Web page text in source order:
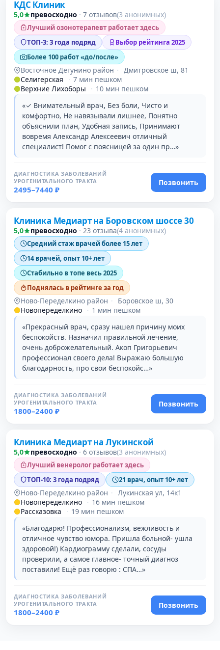
КДС Клиник
5,0 превосходно · 7 отзывов(3 анонимных)
Лучший озонотерапевт работает здесь
ТОП-3: 3 года подряд
Выбор рейтинга 2025
Более 100 работ «до/после»
Восточное Дегунино район · Дмитровское ш, 81
Селигерская
· 7 мин пешком
Верхние Лихоборы
· 10 мин пешком
«✓ Внимательный врач, Без боли, Чисто и
комфортно, Не навязывали лишнее, Понятно
объяснили план, Удобная запись, Принимают
вовремя Александр Алексеевич отличный
специалист! Помог с поясницей за один пр…»
ДИАГНОСТИКА ЗАБОЛЕВАНИЙ
УРОГЕНИТАЛЬНОГО ТРАКТА
2495–7440 ₽
Позвонить
Клиника Медиарт на Боровском шоссе 30
5,0 превосходно · 23 отзыва(4 анонимных)
Средний стаж врачей более 15 лет
14 врачей, опыт 10+ лет
Стабильно в топе весь 2025
Поднялась в рейтинге за год
Ново-Переделкино район ·
Боровское ш, 30
Новопеределкино · 1 мин пешком
«Прекрасный врач, сразу нашел причину моих
беспокойств. Назначил правильной лечение,
очень доброжелательный. Акоп Григорьевич
профессионал своего дела! Выражаю большую
благодарность, про свои беспокойс…»
ДИАГНОСТИКА ЗАБОЛЕВАНИЙ
УРОГЕНИТАЛЬНОГО ТРАКТА
1800–2400 ₽
Позвонить
Клиника Медиарт на Лукинской
5,0 превосходно · 6 отзывов(3 анонимных)
Лучший венеролог работает здесь
ТОП-10: 3 года подряд
21 врач, опыт 10+ лет
Ново-Переделкино район · Лукинская ул, 14к1
Новопеределкино · 16 мин пешком
Рассказовка
· 19 мин пешком
«Благодарю! Профессионализм, вежливость и
отличное чувство юмора. Пришла больной- ушла
здоровой!) Кардиограмму сделали, сосуды
проверили, а самое главное- точный диагноз
поставили! Ещё раз говорю : СПА…»
ДИАГНОСТИКА ЗАБОЛЕВАНИЙ
УРОГЕНИТАЛЬНОГО ТРАКТА
1800–2400 ₽
Позвонить